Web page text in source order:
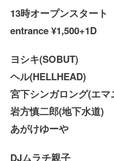
13時オープンスタート
entrance ¥1,500+1D
ヨシキ(SOBUT)
ヘル(HELLHEAD)
宮下シンガロング(エ
岩方慎二郎(地下水道)
あがけゆーや
DJムラチ親子